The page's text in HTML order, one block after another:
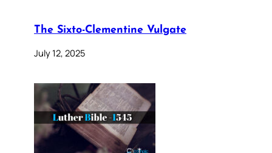
The Sixto-Clementine Vulgate
July 12, 2025